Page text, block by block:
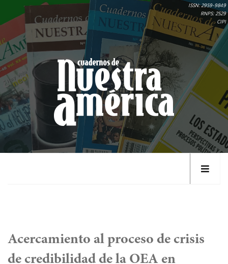
ISSN: 2959-9849
RNPS: 2529
CIPI
Acercamiento al proceso de crisis
de credibilidad de la OEA en